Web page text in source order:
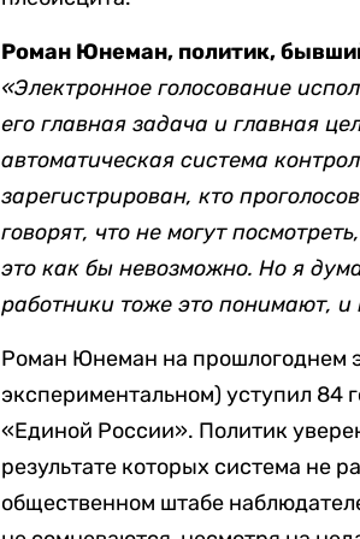
Роман Юнеман, политик,
«Электронное голосование
его главная задача и главная
автоматическая система
зарегистрирован, кто
говорят, что не могут
это как бы невозможно. Но я
работники тоже это понимают, и
Роман Юнеман на прошлогоднем
экспериментальном) уступил 84
«Единой России». Политик
результате которых система не
общественном штабе